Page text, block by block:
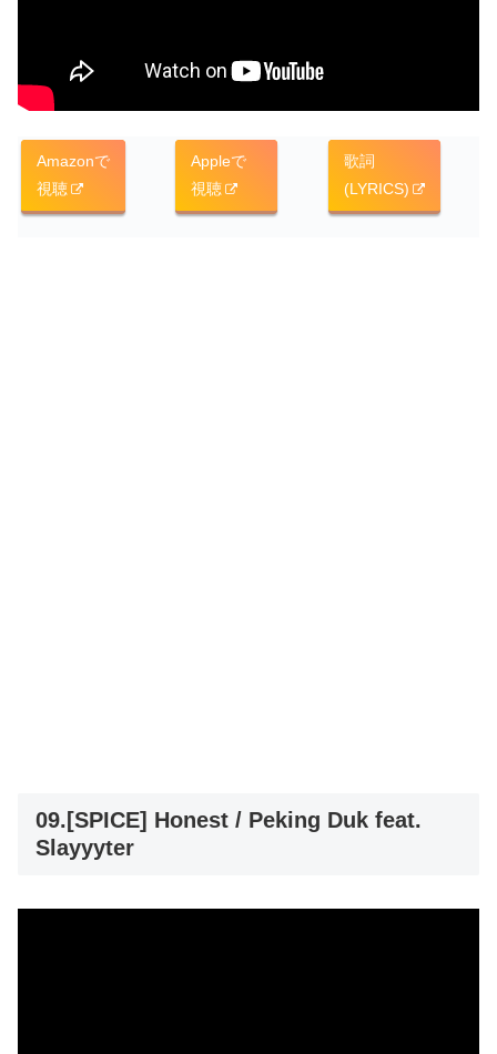
Amazonで
視聴
Appleで
視聴
歌詞
(LYRICS)
09.[SPICE] Honest / Peking Duk feat.
Slayyyter